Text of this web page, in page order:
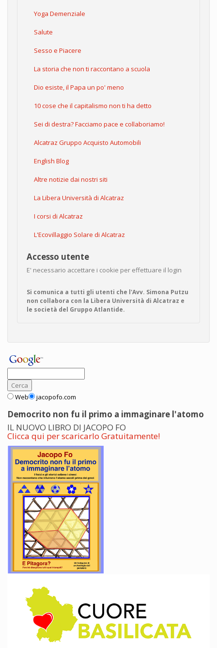
Yoga Demenziale
Salute
Sesso e Piacere
La storia che non ti raccontano a scuola
Dio esiste, il Papa un po' meno
10 cose che il capitalismo non ti ha detto
Sei di destra? Facciamo pace e collaboriamo!
Alcatraz Gruppo Acquisto Automobili
English Blog
Altre notizie dai nostri siti
La Libera Università di Alcatraz
I corsi di Alcatraz
L'Ecovillaggio Solare di Alcatraz
Accesso utente
E' necessario accettare i cookie per effettuare il login
Si comunica a tutti gli utenti che l'Avv. Simona Putzu
non collabora con la Libera Università di Alcatraz e
le società del Gruppo Atlantide.
Web jacopofo.com
Democrito non fu il primo a immaginare l'atomo
IL NUOVO LIBRO DI JACOPO FO
Clicca qui per scaricarlo Gratuitamente!